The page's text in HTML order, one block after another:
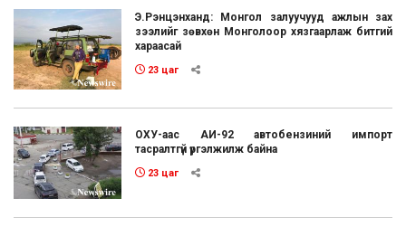
Э.Рэнцэнханд: Монгол залуучууд ажлын зах
зээлийг зөвхөн Монголоор хязгаарлаж битгий
хараасай
23 цаг
ОХУ-аас АИ-92 автобензиний импорт
тасралтгүй үргэлжилж байна
23 цаг